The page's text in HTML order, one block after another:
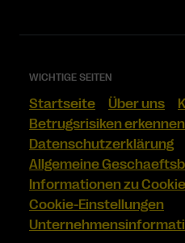
WICHTIGE SEITEN
Startseite Über uns
Betrugsrisiken erkennen
Datenschutzerklärung
Allgemeine
Informationen zu
Cookie-Einstellungen